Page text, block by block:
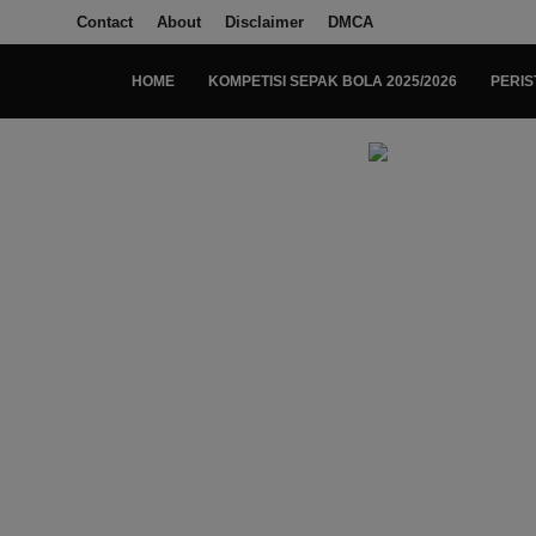
Contact About Disclaimer DMCA
HOME KOMPETISI SEPAK BOLA 2025/2026